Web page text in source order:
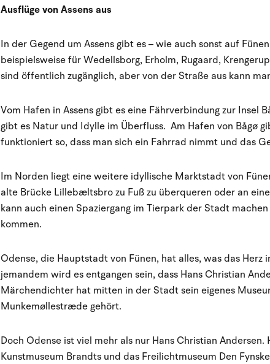
Ausflüge von Assens aus
In der Gegend um Assens gibt es – wie auch sonst auf
beispielsweise für Wedellsborg, Erholm, Rugaard,
sind öffentlich zugänglich, aber von der Straße aus kann
Vom Hafen in Assens gibt es eine Fährverbindung zur Insel
gibt es Natur und Idylle im Überfluss. Am Hafen von Bågø
funktioniert so, dass man sich ein Fahrrad nimmt und das
Im Norden liegt eine weitere idyllische Marktstadt von
alte Brücke Lillebæltsbro zu Fuß zu überqueren oder an
kann auch einen Spaziergang im Tierpark der Stadt
kommen.
Odense, die Hauptstadt von Fünen, hat alles, was das
jemandem wird es entgangen sein, dass Hans Christian
Märchendichter hat mitten in der Stadt sein eigenes
Munkemøllestræde gehört.
Doch Odense ist viel mehr als nur Hans Christian
Kunstmuseum Brandts und das Freilichtmuseum Den